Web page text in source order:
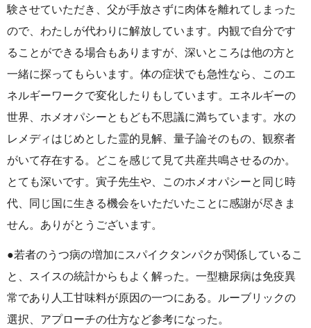
験させていただき、父が手放さずに肉体を離れてしまった
ので、わたしが代わりに解放しています。内観で自分です
ることができる場合もありますが、深いところは他の方と
一緒に探ってもらいます。体の症状でも急性なら、このエ
ネルギーワークで変化したりもしています。エネルギーの
世界、ホメオパシーともども不思議に満ちています。水の
レメディはじめとした霊的見解、量子論そのもの、観察者
がいて存在する。どこを感じて見て共産共鳴させるのか。
とても深いです。寅子先生や、このホメオパシーと同じ時
代、同じ国に生きる機会をいただいたことに感謝が尽きま
せん。ありがとうございます。
●若者のうつ病の増加にスパイクタンパクが関係しているこ
と、スイスの統計からもよく解った。一型糖尿病は免疫異
常であり人工甘味料が原因の一つにある。ルーブリックの
選択、アプローチの仕方など参考になった。